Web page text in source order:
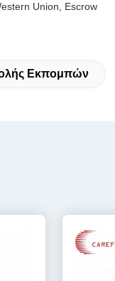
Union, Escrow
Εκπομπών